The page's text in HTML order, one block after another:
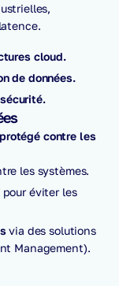
cloud.
de données.
protégé contre les
les systèmes.
pour éviter les
via des solutions
Management).